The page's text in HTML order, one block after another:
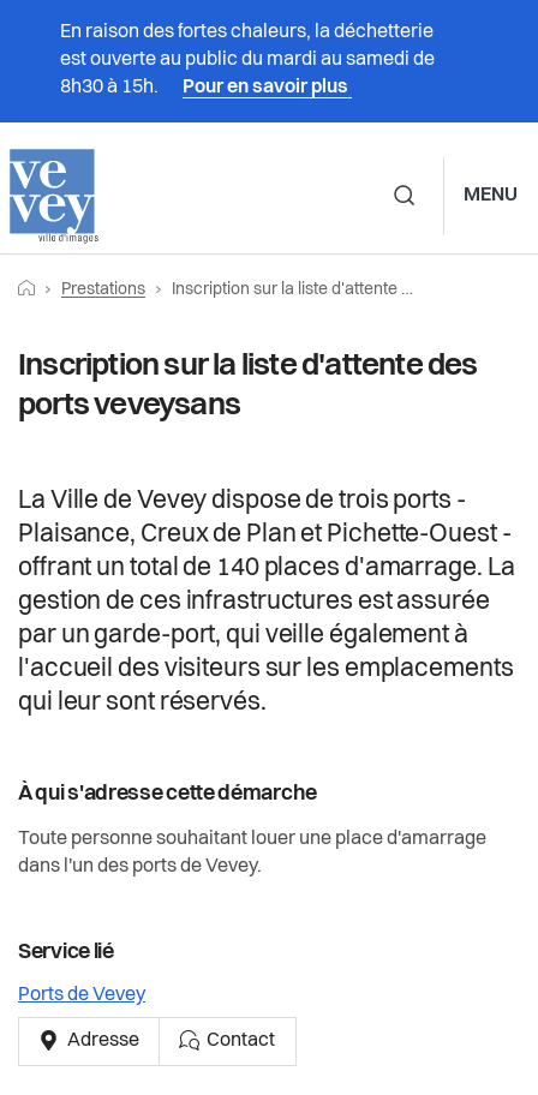
En raison des fortes chaleurs, la déchetterie
est ouverte au public du mardi au samedi de
8h30 à 15h.
Pour en savoir plus
MENU
Prestations
Vivre à Vevey
Administration
Vie politique
Actualités
Pilier public
Règlements
FilRetourner vers la page d'accueil
Prestations Page actuelle:
Inscription sur la liste d'attente des ports veveysans
Inscription sur la liste d'attente des
ports veveysans
La Ville de Vevey dispose de trois ports -
Plaisance, Creux de Plan et Pichette-Ouest -
offrant un total de 140 places d'amarrage. La
gestion de ces infrastructures est assurée
par un garde-port, qui veille également à
l'accueil des visiteurs sur les emplacements
qui leur sont réservés.
À qui s'adresse cette démarche
Toute personne souhaitant louer une place d'amarrage
dans l'un des ports de Vevey.
Service lié
Ports de Vevey
Adresse Contact